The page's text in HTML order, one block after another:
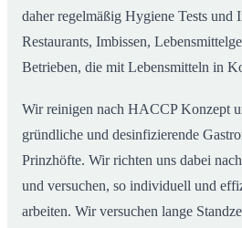
daher regelmäßig Hygiene Tests und
Restaurants, Imbissen,
Betrieben, die mit Lebensmitteln in
Wir reinigen nach HACCP Konzept
gründliche und desinfizierende
Prinzhöfte. Wir richten uns dabei
und versuchen, so individuell und
arbeiten. Wir versuchen lange